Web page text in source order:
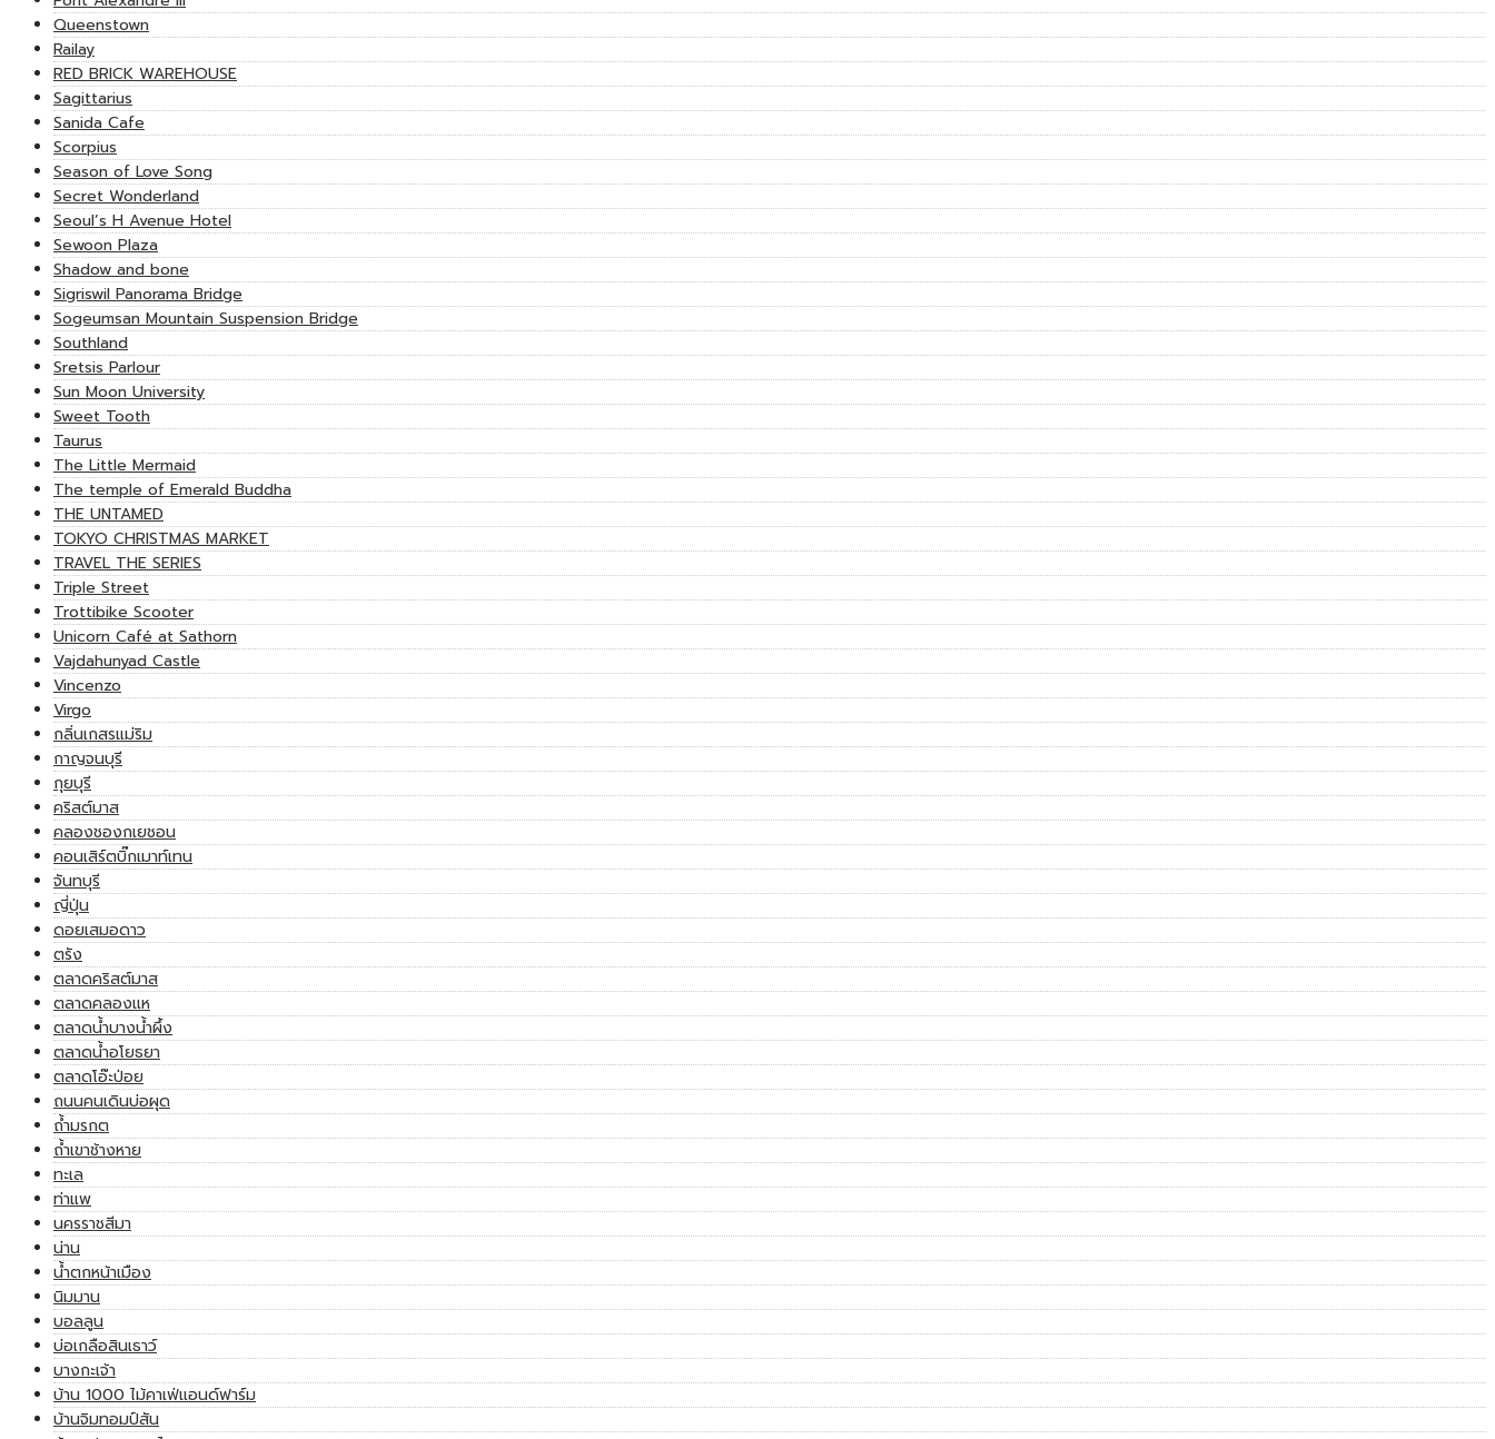
Queenstown
Railay
RED BRICK WAREHOUSE
Sagittarius
Sanida Cafe
Scorpius
Season of Love Song
Secret Wonderland
Seoul’s H Avenue Hotel
Sewoon Plaza
Shadow and bone
Sigriswil Panorama Bridge
Sogeumsan Mountain Suspension Bridge
Southland
Sretsis Parlour
Sun Moon University
Sweet Tooth
Taurus
The Little Mermaid
The temple of Emerald Buddha
THE UNTAMED
TOKYO CHRISTMAS MARKET
TRAVEL THE SERIES
Triple Street
Trottibike Scooter
Unicorn Café at Sathorn
Vajdahunyad Castle
Vincenzo
Virgo
กลิ่นเกสรแม่ริม
กาญจนบุรี
กุยบุรี
คริสต์มาส
คลองชองกเยชอน
คอนเสิร์ตบิ๊กเมาท์เทน
จันทบุรี
ญี่ปุ่น
ดอยเสมอดาว
ตรัง
ตลาดคริสต์มาส
ตลาดคลองแห
ตลาดน้ำบางน้ำผึ้ง
ตลาดน้ำอโยธยา
ตลาดโอ๊ะป่อย
ถนนคนเดินบ่อผุด
ถ้ำมรกต
ถ้ำเขาช้างหาย
ทะเล
ท่าแพ
นครราชสีมา
น่าน
น้ำตกหน้าเมือง
นิมมาน
บอลลูน
บ่อเกลือสินเธาว์
บางกะเจ้า
บ้าน 1000 ไม้คาเฟ่แอนด์ฟาร์ม
บ้านจิมทอมป์สัน